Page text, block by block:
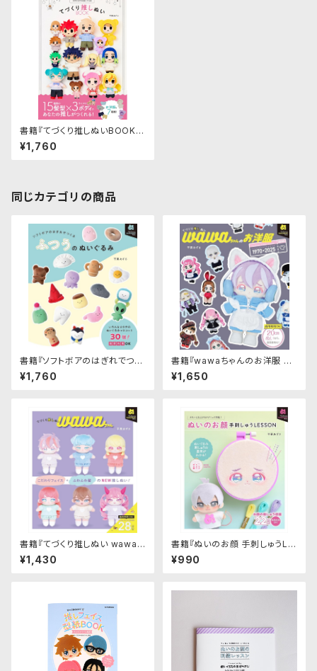
書籍『てづくり推しぬいBOOK』
｜グラフィック社
¥1,760
同じカテゴリの商品
書籍『ソフトボアのはぎれでつく
る ふつうのぬいぐるみ』｜グラフ
ィック社
¥1,760
書籍『wawaちゃんのお洋服 フ
ァッションタイムトラベル1970
→2025』｜グラフィック社
¥1,650
書籍『てづくり推しぬい wawaち
ゃん』｜グラフィック社
¥1,430
書籍『ぬいのお顔 手刺しゅうLE
SSON』｜グラフィック社
¥990